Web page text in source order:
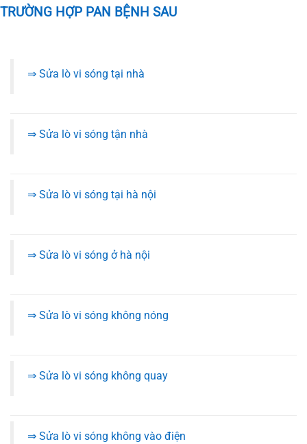
TRƯỜNG HỢP PAN BỆNH SAU
⇒ Sửa lò vi sóng tại nhà
⇒ Sửa lò vi sóng tận nhà
⇒ Sửa lò vi sóng tại hà nội
⇒ Sửa lò vi sóng ở hà nội
⇒ Sửa lò vi sóng không nóng
⇒ Sửa lò vi sóng không quay
⇒ Sửa lò vi sóng không vào điện